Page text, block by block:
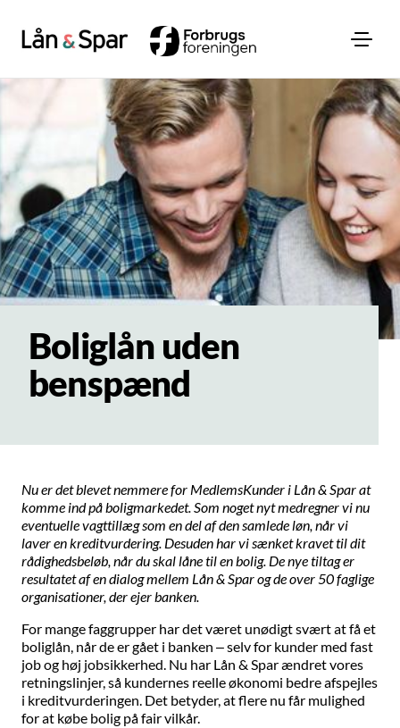
Boliglån uden
benspænd
Nu er det blevet nemmere for MedlemsKunder i Lån & Spar at
komme ind på boligmarkedet. Som noget nyt medregner vi nu
eventuelle vagttillæg som en del af den samlede løn, når vi
laver en kreditvurdering. Desuden har vi sænket kravet til dit
rådighedsbeløb, når du skal låne til en bolig. De nye tiltag er
resultatet af en dialog mellem Lån & Spar og de over 50 faglige
organisationer, der ejer banken.
For mange faggrupper har det været unødigt svært at få et
boliglån, når de er gået i banken – selv for kunder med fast
job og høj jobsikkerhed. Nu har Lån & Spar ændret vores
retningslinjer, så kundernes reelle økonomi bedre afspejles
i kreditvurderingen. Det betyder, at flere nu får mulighed
for at købe bolig på fair vilkår.